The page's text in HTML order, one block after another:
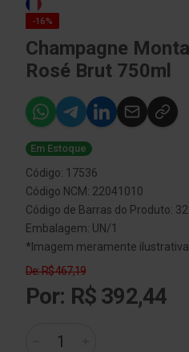
-16%
Champagne
Rosé Brut 750ml
Em Estoque
Código: 17536
Código NCM: 22041010
Código de Barras do Produto:
Embalagem: UN/1
*Imagem meramente ilustrativa
De: R$ 467,19
Por: R$ 392,44